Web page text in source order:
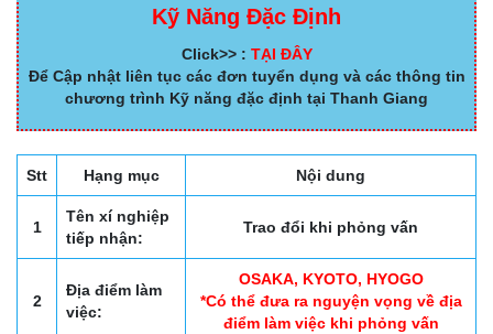
Kỹ Năng Đặc Định
Click>> : TẠI ĐÂY
Để Cập nhật liên tục các đơn tuyển dụng và các thông tin
chương trình Kỹ năng đặc định tại Thanh Giang
Stt Hạng mục Nội dung
1
Tên xí nghiệp
tiếp nhận:
Trao đổi khi phỏng vấn
2
Địa điểm làm
việc:
OSAKA, KYOTO, HYOGO
*Có thể đưa ra nguyện vọng về địa
điểm làm việc khi phỏng vấn